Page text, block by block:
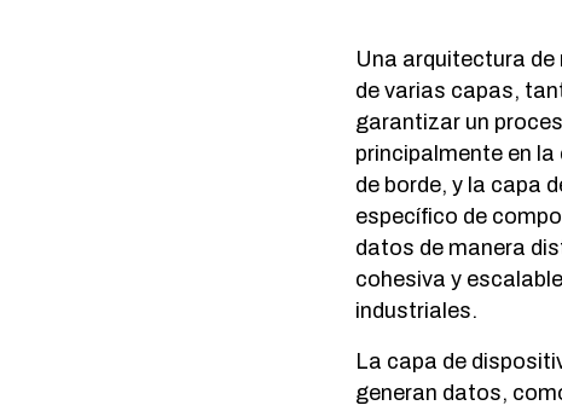
Una arquitectura
de varias capas,
garantizar un
principalmente en
de borde, y la capa
específico de
datos de manera
cohesiva y
industriales.
La capa de
generan datos,